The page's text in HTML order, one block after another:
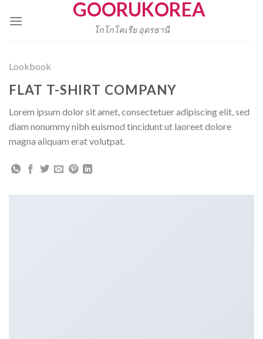
GOORUKOREA
โกโกโคเรีย อุดรธานี
Lookbook
FLAT T-SHIRT COMPANY
Lorem ipsum dolor sit amet, consectetuer adipiscing elit, sed
diam nonummy nibh euismod tincidunt ut laoreet dolore
magna aliquam erat volutpat.